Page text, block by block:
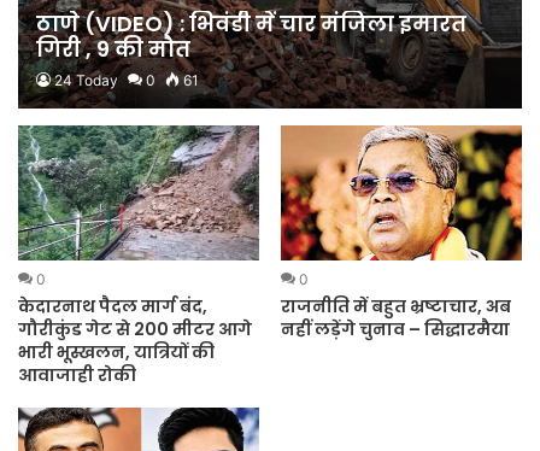
ठाणे (VIDEO) : भिवंडी में चार मंजिला इमारत
गिरी , 9 की मौत
24 Today 0 61
0
केदारनाथ पैदल मार्ग बंद,
गौरीकुंड गेट से 200 मीटर आगे
भारी भूस्खलन, यात्रियों की
आवाजाही रोकी
0
राजनीति में बहुत भ्रष्टाचार, अब
नहीं लड़ेंगे चुनाव – सिद्धारमैया